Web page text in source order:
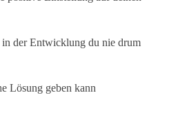
der Entwicklung du nie drum
Lösung geben kann